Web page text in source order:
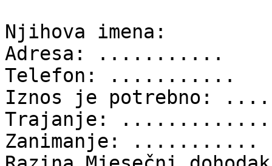
Njihova imena:
Adresa: ...........
Telefon: ...........
Iznos je potrebno:
Trajanje:
Zanimanje: ...........